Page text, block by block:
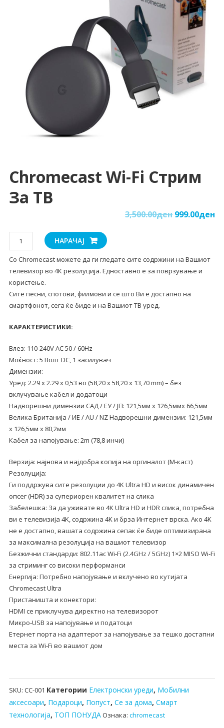
Chromecast Wi-Fi Стрим
За ТВ
3,500.00ден 999.00ден
Chromecast
Wi-
Fi
стрим
за
ТВ
количина
НАРАЧАЈ
Со Chromecast можете да ги гледате сите содржини на Вашиот
телевизор во 4К резолуција. Едноставно е за поврзување и
користење.
Сите песни, спотови, филмови и се што Ви е достапно на
смартфонот, сега ќе биде и на Вашиот ТВ уред.
КАРАКТЕРИСТИКИ:
Влез: 110-240V AC 50 / 60Hz
Моќност: 5 Волт DC, 1 засилувач
Димензии:
Уред: 2.29 x 2.29 x 0,53 во (58,20 x 58,20 x 13,70 mm) – без
вклучување кабел и додатоци
Надворешни димензии САД / ЕУ / ЈП: 121,5мм x 126,5ммх 66,5мм
Велика Британија / ИЕ / AU / NZ Надворешни димензии: 121,5мм
x 126,5мм х 80,2мм
Кабел за напојување: 2m (78,8 инчи)
Верзија: најнова и најдобра копија на оргиналот (М-каст)
Резолуција:
Ги поддржува сите резолуции до 4K Ultra HD и висок динамичен
опсег (HDR) за супериорен квалитет на слика
Забелешка: За да уживате во 4K Ultra HD и HDR слика, потребна
ви е телевизија 4K, содржина 4K и брза Интернет врска. Ако 4K
не е достапно, вашата содржина сепак ќе биде оптимизирана
за максимална резолуција на вашиот телевизор
Безжични стандарди: 802.11ac Wi-Fi (2.4GHz / 5GHz) 1×2 MISO Wi-Fi
за стриминг со високи перформанси
Енергија: Потребно напојување и вклучено во кутијата
Chromecast Ultra
Пристаништа и конектори:
HDMI се приклучува директно на телевизорот
Микро-USB за напојување и податоци
Етернет порта на адаптерот за напојување за тешко достапни
места за Wi-Fi во вашиот дом
SKU: CC-001 Категории Електронски уреди, Мобилни
аксесоари, Подароци, Попуст, Се за дома, Смарт
технологија, ТОП ПОНУДАОзнака: chromecast